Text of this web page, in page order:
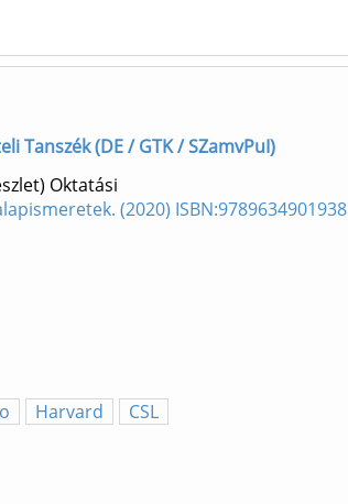
Tanszék (DE / GTK / SZamvPuI)
Oktatási
(2020) ISBN:9789634901938
Harvard CSL